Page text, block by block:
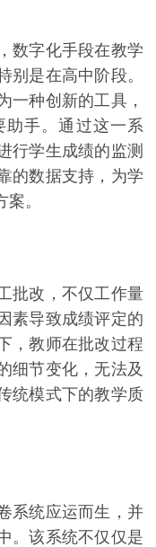
字化手段在教学
别是在高中阶段。
一种创新的工具，
助手。通过这一系
行学生成绩的监测
的数据支持，为学
。
改，不仅工作量
素导致成绩评定的
，教师在批改过程
细节变化，无法及
统模式下的教学质
统应运而生，并
。该系统不仅仅是